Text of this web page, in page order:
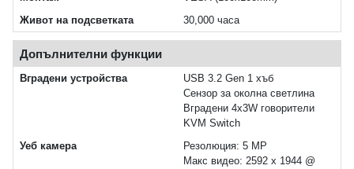
Живот на подсветката
30,000 часа
Допълнителни функции
Вградени устройства
USB 3.2 Gen 1 хъб
Сензор за околна светлина
Вградени 4x3W говорители
KVM Switch
Уеб камера
Резолюция: 5 MP
Макс видео: 2592 x 1944 @